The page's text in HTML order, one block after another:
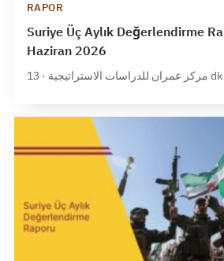
RAPOR
Suriye Üç Aylık Değerlendirme
Haziran 2026
مركز عمران للدراسات الاستراتيجية · 13 dk